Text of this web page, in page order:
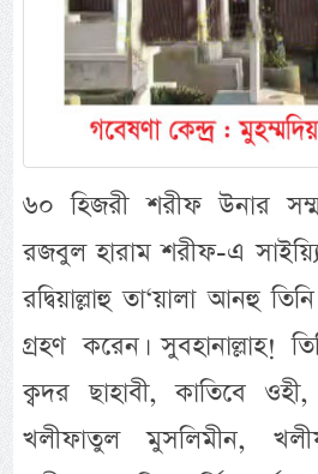
৬০ হিজরী শরীফ উনার
রজবুল হারাম শরীফ-এ
রদ্বিয়াল্লাহু তা‘য়ালা আনহু
গ্রহণ করেন। সুবহানাল্লাহ!
ক্বদর ছাহাবী, কাতিবে
খলীফাতুল মুসলিমীন,